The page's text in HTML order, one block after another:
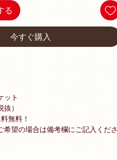
る
今すぐ購入
ット
）
無料！
望の場合は備考欄にご記入くださ